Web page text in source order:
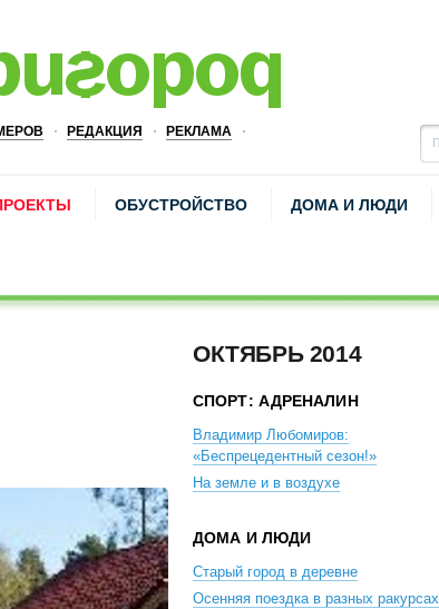
РЕДАКЦИЯ РЕКЛАМА
ОБУСТРОЙСТВО ДОМА И ЛЮДИ
ОКТЯБРЬ 2014
СПОРТ: АДРЕНАЛИН
Владимир Любомиров:
«Беспрецедентный сезон!»
На земле и в воздухе
ДОМА И ЛЮДИ
Старый город в деревне
Осенняя поездка в разных ракурсах